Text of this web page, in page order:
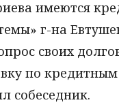
имеются
г-на
своих
по
собеседник.